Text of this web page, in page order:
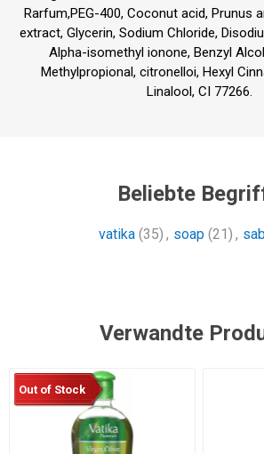
Rarfum,PEG-400, Coconut acid, Prunus
extract, Glycerin, Sodium Chloride,
Alpha-isomethyl ionone, Benzyl
Methylpropional, citronelloi, Hexyl
Linalool, CI 77266.
Beliebte
vatika (35) , soap (21) ,
Verwandte
Out of Stock